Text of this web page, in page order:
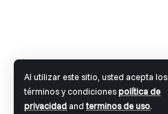
Al utilizar este sitio, usted acepta los
términos y condicionespolítica de
privacidad andterminos de uso.